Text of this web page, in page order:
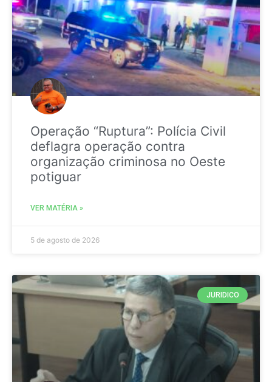
Operação “Ruptura”: Polícia Civil
deflagra operação contra
organização criminosa no Oeste
potiguar
VER MATÉRIA »
5 de agosto de 2026
JURIDICO